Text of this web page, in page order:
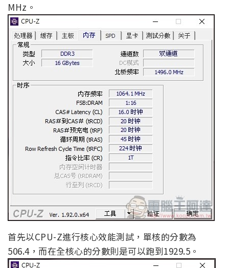
MHz。
首先以CPU-Z進行核心效能測試，單核的分數為
506.4，而在全核心的分數則是可以跑到1929.5。